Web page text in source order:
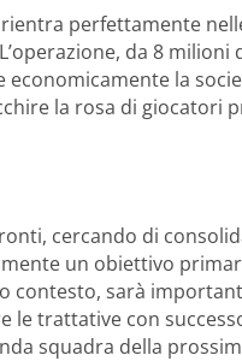
perfettamente
da 8
economicamente la
la rosa di
cercando di
un obiettivo
contesto, sarà
le trattative con
squadra della